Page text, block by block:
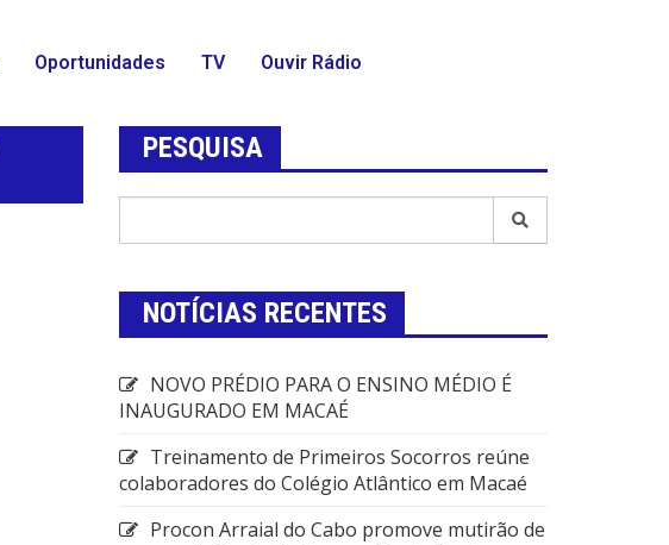
Oportunidades TV Ouvir Rádio
PESQUISA
NOTÍCIAS RECENTES
NOVO PRÉDIO PARA O ENSINO MÉDIO É
INAUGURADO EM MACAÉ
Treinamento de Primeiros Socorros reúne
colaboradores do Colégio Atlântico em Macaé
Procon Arraial do Cabo promove mutirão de